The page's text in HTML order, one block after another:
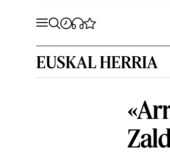
EUSKAL HERRIA